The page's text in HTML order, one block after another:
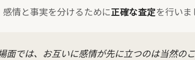
情と事実を分けるために正確な査定を行いま
面では、お互いに感情が先に立つのは当然